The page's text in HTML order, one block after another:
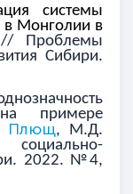
системы
в Монголии в
Проблемы
Сибири.
на примере
Плющ, М.Д.
2022. №4,